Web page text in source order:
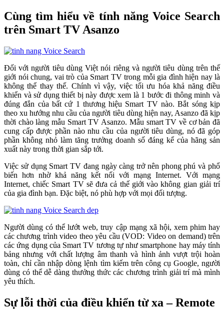
Cùng tìm hiểu về tính năng Voice Search
trên Smart TV Asanzo
Đối với người tiêu dùng Việt nói riêng và người tiêu dùng trên thế
giới nói chung, vai trò của Smart TV trong mỗi gia đình hiện nay là
không thể thay thế. Chính vì vậy, việc tối ưu hóa khả năng điều
khiển và sử dụng thiết bị này được xem là 1 bước đi thông minh và
đúng đắn của bất cứ 1 thương hiệu Smart TV nào. Bắt sóng kịp
theo xu hướng nhu cầu của người tiêu dùng hiện nay, Asanzo đã kịp
thời chào làng mẫu Smart TV Asanzo. Mẫu smart TV về cơ bản đã
cung cấp được phần nào nhu cầu của người tiêu dùng, nó đã góp
phần không nhỏ làm tăng trưởng doanh số đáng kể của hãng sản
xuất này trong thời gian sắp tới.
Việc sử dụng Smart TV đang ngày càng trở nên phong phú và phổ
biến hơn nhờ khả năng kết nối với mạng Internet. Với mạng
Internet, chiếc Smart TV sẽ đưa cả thế giới vào không gian giải trí
của gia đình bạn. Đặc biệt, nó phù hợp với mọi đối tượng.
Người dùng có thể lướt web, truy cập mạng xã hội, xem phim hay
các chương trình video theo yêu cầu (VOD: Video on demand) trên
các ứng dụng của Smart TV tương tự như smartphone hay máy tính
bảng nhưng với chất lượng âm thanh và hình ảnh vượt trội hoàn
toàn, chỉ cần nhập dòng lệnh tìm kiếm trên công cụ Google, người
dùng có thể dễ dàng thưởng thức các chương trình giải trí mà mình
yêu thích.
Sự lỗi thời của điều khiển từ xa – Remote